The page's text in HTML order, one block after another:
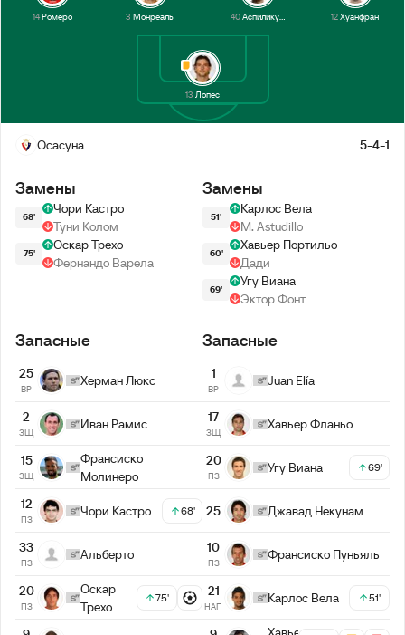
13 Лопес
12Хуанфран
40Аспиликуэта
3 Монреаль
14Ромеро
Осасуна 5-4-1
Замены
68'
Чори Кастро
Туни Колом
75'
Оскар Трехо
Фернандо Варела
Замены
51'
Карлос Вела
M. Astudillo
60'
Хавьер Портильо
Дади
69'
Угу Виана
Эктор Фонт
Запасные
25
ВР
Херман Люкс
2
ЗЩ
Иван Рамис
15
ЗЩ
Франсиско
Молинеро
12
ПЗ
Чори Кастро 68'
33
ПЗ
Альберто
20
ПЗ
Оскар
Трехо
75'
Запасные
1
ВР
Juan Elía
17
ЗЩ
Хавьер Фланьо
20
ПЗ
Угу Виана 69'
25 Джавад Некунам
10
ПЗ
Франсиско Пуньяль
21
НАП
Карлос Вела 51'